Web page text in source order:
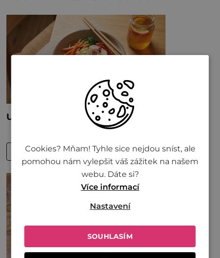
Cookies? Mňam! Tyhle sice nejdou sníst, ale
pomohou nám vylepšit váš zážitek na našem
webu. Dáte si?
Více informací
SOUHLASÍM
Nastavení